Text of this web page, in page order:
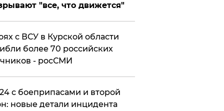
"все, что движется"
с ВСУ в Курской области
более 70 российских
- росСМИ
с боеприпасами и второй
новые детали инцидента